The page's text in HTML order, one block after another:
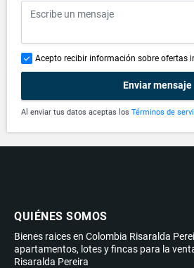
Acepto recibir información sobre ofertas
Enviar mensaje
Al enviar tus datos aceptas los Términos de
QUIÉNES SOMOS
Bienes raices en Colombia Risaralda
apartamentos, lotes y fincas para la
Risaralda Pereira